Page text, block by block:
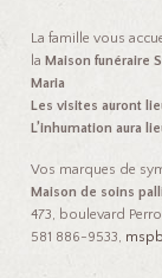
La famille vous
laMaison funéraire
Maria
Les visites auront
L’inhumation aura
Vos marques de
Maison de soins
473, boulevard
581 886-9533,